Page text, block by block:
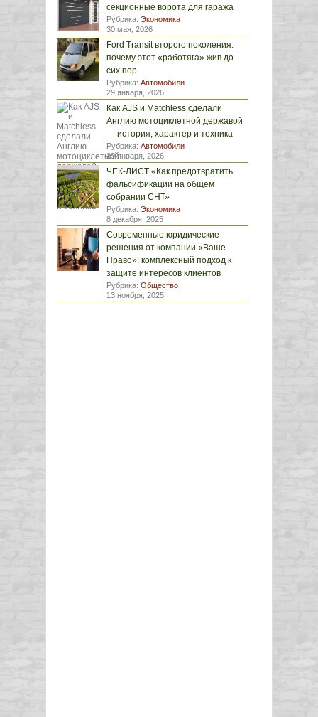
секционные ворота для гаража
Рубрика: Экономика
30 мая, 2026
Ford Transit второго поколения:
почему этот «работяга» жив до
сих пор
Рубрика: Автомобили
29 января, 2026
Как AJS и Matchless сделали
Англию мотоциклетной державой
— история, характер и техника
Рубрика: Автомобили
29 января, 2026
ЧЕК-ЛИСТ «Как предотвратить
фальсификации на общем
собрании СНТ»
Рубрика: Экономика
8 декабря, 2025
Современные юридические
решения от компании «Ваше
Право»: комплексный подход к
защите интересов клиентов
Рубрика: Общество
13 ноября, 2025